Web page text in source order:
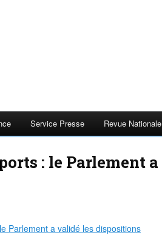
Service Presse Revue Nationale
: le Parlement a